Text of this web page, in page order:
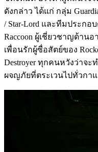
ดังกล่าว ได้แก่ กลุ่ม
/ Star-Lord และทีมประกอ
Raccoon ผู้เชี่ยวชาญด้าน
เพื่อนรักผู้ซื่อสัตย์ของ
Destroyer ทุกคนหวังว่าจะ
ผจญภัยที่ตระเวนไปทั่วกา